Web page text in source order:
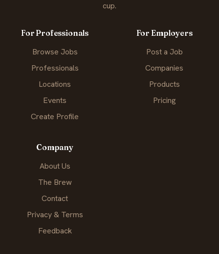
cup.
For Professionals
Browse Jobs
Professionals
Locations
Events
Create Profile
For Employers
Post a Job
Companies
Products
Pricing
Company
About Us
The Brew
Contact
Privacy & Terms
Feedback